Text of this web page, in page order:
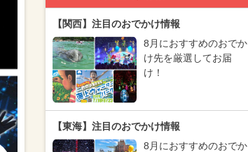
【関西】注目のおでかけ情報
8月におすすめのおでか
け先を厳選してお届
け！
【東海】注目のおでかけ情報
8月におすすめのおでか